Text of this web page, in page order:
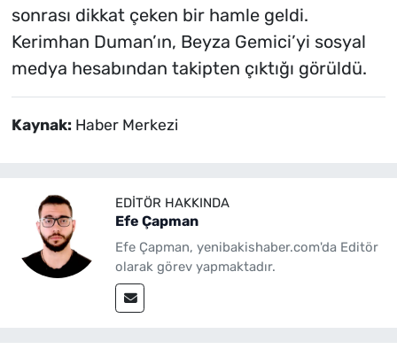
sonrası dikkat çeken bir hamle geldi.
Kerimhan Duman’ın, Beyza Gemici’yi sosyal
medya hesabından takipten çıktığı görüldü.
Kaynak: Haber Merkezi
EDITÖR HAKKINDA
Efe Çapman
Efe Çapman, yenibakishaber.com'da Editör
olarak görev yapmaktadır.